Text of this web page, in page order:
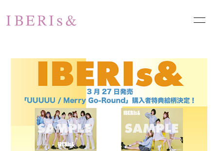
SCHEDULE PROFILE
DISCOGRAPHY
PHOTO お問い合わせ